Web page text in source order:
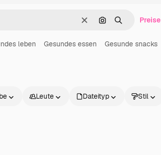
LöschenNach Bild suchen
SuchenPreise
leben Gesundes essen Gesunde snacks
Leute Dateityp Stil